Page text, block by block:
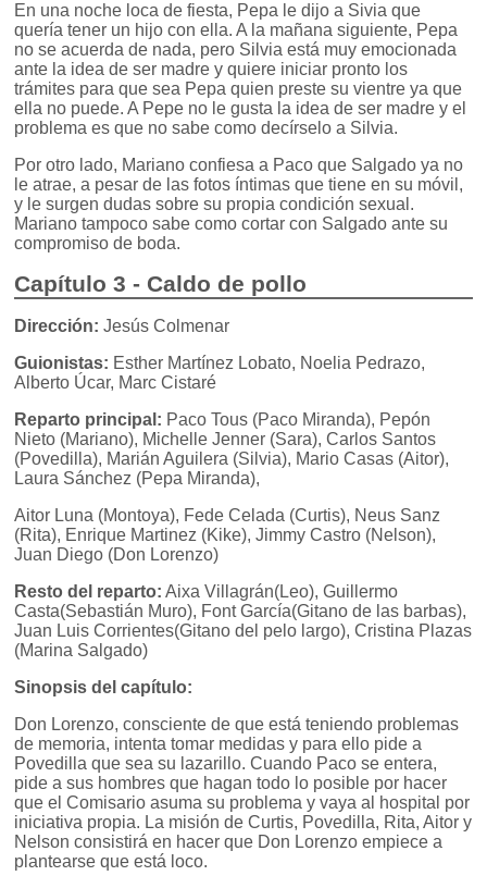
En una noche loca de fiesta, Pepa le dijo a Sivia que
quería tener un hijo con ella. A la mañana siguiente, Pepa
no se acuerda de nada, pero Silvia está muy emocionada
ante la idea de ser madre y quiere iniciar pronto los
trámites para que sea Pepa quien preste su vientre ya que
ella no puede. A Pepe no le gusta la idea de ser madre y el
problema es que no sabe como decírselo a Silvia.
Por otro lado, Mariano confiesa a Paco que Salgado ya no
le atrae, a pesar de las fotos íntimas que tiene en su móvil,
y le surgen dudas sobre su propia condición sexual.
Mariano tampoco sabe como cortar con Salgado ante su
compromiso de boda.
Capítulo 3 - Caldo de pollo
Dirección: Jesús Colmenar
Guionistas: Esther Martínez Lobato, Noelia Pedrazo,
Alberto Úcar, Marc Cistaré
Reparto principal: Paco Tous (Paco Miranda), Pepón
Nieto (Mariano), Michelle Jenner (Sara), Carlos Santos
(Povedilla), Marián Aguilera (Silvia), Mario Casas (Aitor),
Laura Sánchez (Pepa Miranda),
Aitor Luna (Montoya), Fede Celada (Curtis), Neus Sanz
(Rita), Enrique Martinez (Kike), Jimmy Castro (Nelson),
Juan Diego (Don Lorenzo)
Resto del reparto: Aixa Villagrán(Leo), Guillermo
Casta(Sebastián Muro), Font García(Gitano de las barbas),
Juan Luis Corrientes(Gitano del pelo largo), Cristina Plazas
(Marina Salgado)
Sinopsis del capítulo:
Don Lorenzo, consciente de que está teniendo problemas
de memoria, intenta tomar medidas y para ello pide a
Povedilla que sea su lazarillo. Cuando Paco se entera,
pide a sus hombres que hagan todo lo posible por hacer
que el Comisario asuma su problema y vaya al hospital por
iniciativa propia. La misión de Curtis, Povedilla, Rita, Aitor y
Nelson consistirá en hacer que Don Lorenzo empiece a
plantearse que está loco.